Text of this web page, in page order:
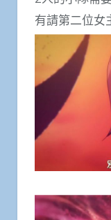
有請第二位女